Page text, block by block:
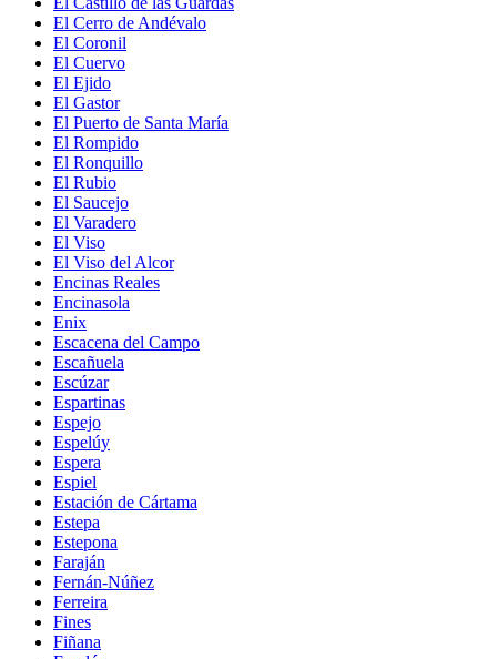
El Cerro de Andévalo
El Coronil
El Cuervo
El Ejido
El Gastor
El Puerto de Santa María
El Rompido
El Ronquillo
El Rubio
El Saucejo
El Varadero
El Viso
El Viso del Alcor
Encinas Reales
Encinasola
Enix
Escacena del Campo
Escañuela
Escúzar
Espartinas
Espejo
Espelúy
Espera
Espiel
Estación de Cártama
Estepa
Estepona
Faraján
Fernán-Núñez
Ferreira
Fines
Fiñana